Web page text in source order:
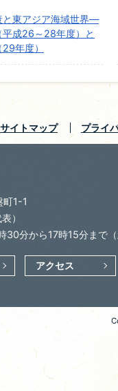
と東アジア海域世界―
成26～28年度）と
年度）
サイトマップ プライ
1-1
）
30分から17時15分まで
アクセス